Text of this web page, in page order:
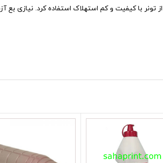
از تونر با کیفیت و کم استهلاک استفاده کرد.